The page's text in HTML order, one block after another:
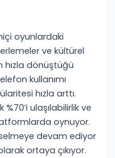
oyunlardaki
ve kültürel
hızla dönüştüğü
kullanımı
hızla arttı.
%70’i ulaşılabilirlik ve
oynuyor.
devam ediyor
ortaya çıkıyor.